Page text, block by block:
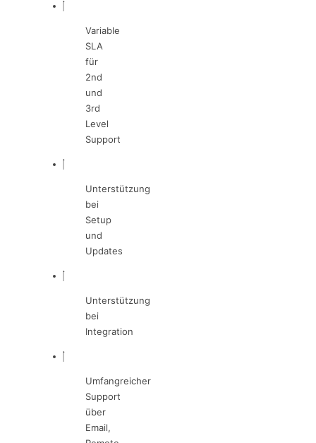
Variable
SLA
für
2nd
und
3rd
Level
Support
Unterstützung
bei
Setup
und
Updates
Unterstützung
bei
Integration
Umfangreicher
Support
über
Email,